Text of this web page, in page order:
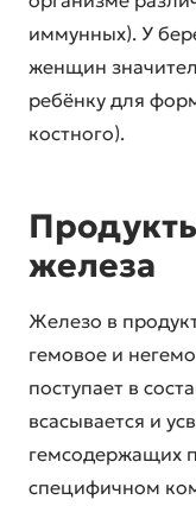
иммунных). У
женщин
ребёнку для
костного).
железа
Железо в
гемовое и
поступает в
всасывается и
гемсодержащих
специфичном